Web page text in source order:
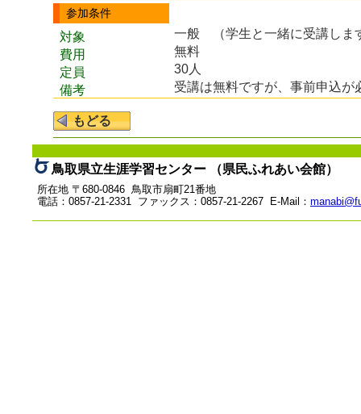
参加条件
対象
一般 （学生と一緒に受講しま
費用
無料
定員
30人
備考
受講は無料ですが、事前申込が
鳥取県立生涯学習センター （県民ふれあい会館）
所在地 〒680-0846 鳥取市扇町21番地
電話：0857-21-2331 ファックス：0857-21-2267 E-Mail：